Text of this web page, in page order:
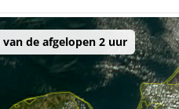
de afgelopen 2 uur